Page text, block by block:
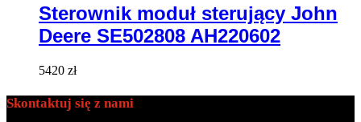
Sterownik moduł sterujący John
Deere SE502808 AH220602
5420 zł
Skontaktuj się z nami